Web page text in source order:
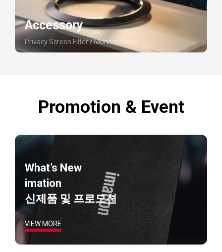
Accessory
Privacy Screen Filter / Monitor Stand
Promotion & Event
What’s New
imation
신제품 및 프로모션
VIEW MORE